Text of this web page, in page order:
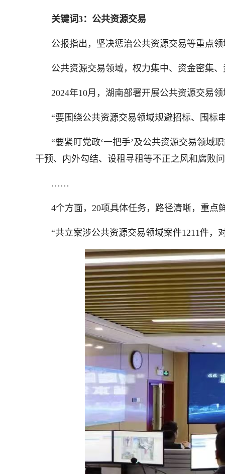
关键词3：公共资源交易
公报指出，坚决惩治公共资源交易等重点
公共资源交易领域，权力集中、资金密集
2024年10月，湖南部署开展公共资源交易
“要围绕公共资源交易领域规避招标、围标
“要紧盯党政‘一把手’及公共资源交易领域
干预、内外勾结、设租寻租等不正之风和腐败
……
4个方面，20项具体任务，路径清晰，重点
“共立案涉公共资源交易领域案件1211件